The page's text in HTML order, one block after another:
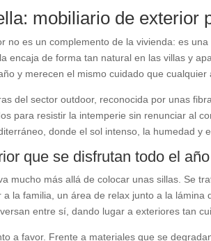
mobiliario de exterior
no es un complemento de la vivienda: es
encaja de forma tan natural en las villas y
y merecen el mismo cuidado que cualquier
del sector outdoor, reconocida por unas
para resistir la intemperie sin renunciar al
donde el sol intenso, la humedad
que se disfrutan todo el año
mucho más allá de colocar unas sillas. Se
la familia, un área de relax junto a la
entre sí, dando lugar a exteriores tan
a favor. Frente a materiales que se